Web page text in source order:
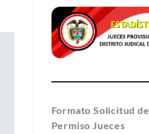
Formato Solicitud de
Permiso Jueces